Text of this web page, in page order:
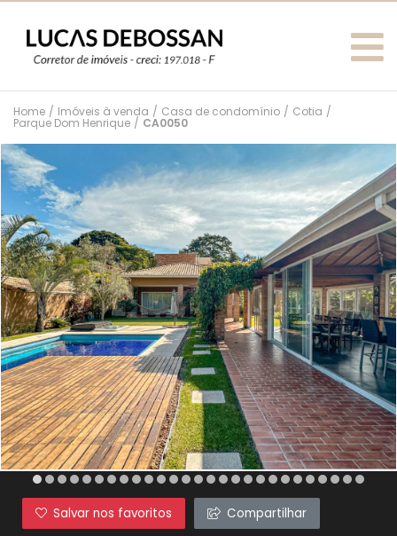
Home / Imóveis à venda / Casa de condomínio / Cotia /
Parque Dom Henrique / CA0050
Salvar nos favoritos Compartilhar